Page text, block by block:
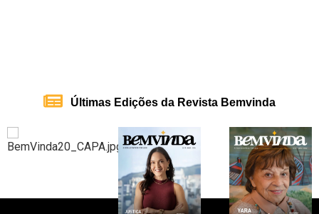
Últimas Edições da Revista Bemvinda